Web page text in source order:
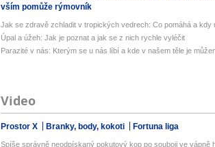
vším pomůže rýmovník
Jak se zdravě zchladit v tropických vedrech: Co pomáhá a kdy
Úpal a úžeh: Jak je poznat a jak se z nich rychle vyléčit
Parazité v nás: Kterým se u nás líbí a kde v našem těle je
Video
Prostor X Branky, body, kokoti Fortuna liga
Spíše správně neodpískaný pokutový kop po souboji ve vápně